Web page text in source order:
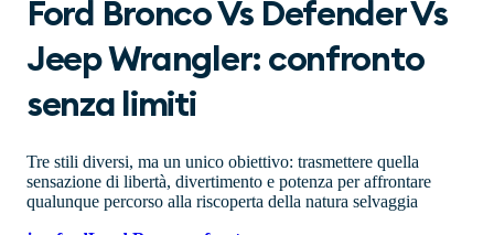
Ford Bronco Vs Defender Vs
Jeep Wrangler: confronto
senza limiti
Tre stili diversi, ma un unico obiettivo: trasmettere quella
sensazione di libertà, divertimento e potenza per affrontare
qualunque percorso alla riscoperta della natura selvaggia